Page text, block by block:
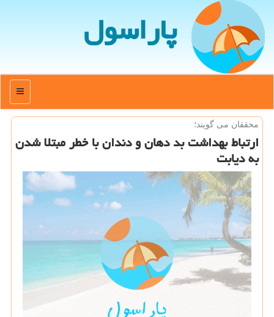
پاراسول
منو
محققان می گویند؛
ارتباط بهداشت بد دهان و دندان با خطر مبتلا شدن
به دیابت